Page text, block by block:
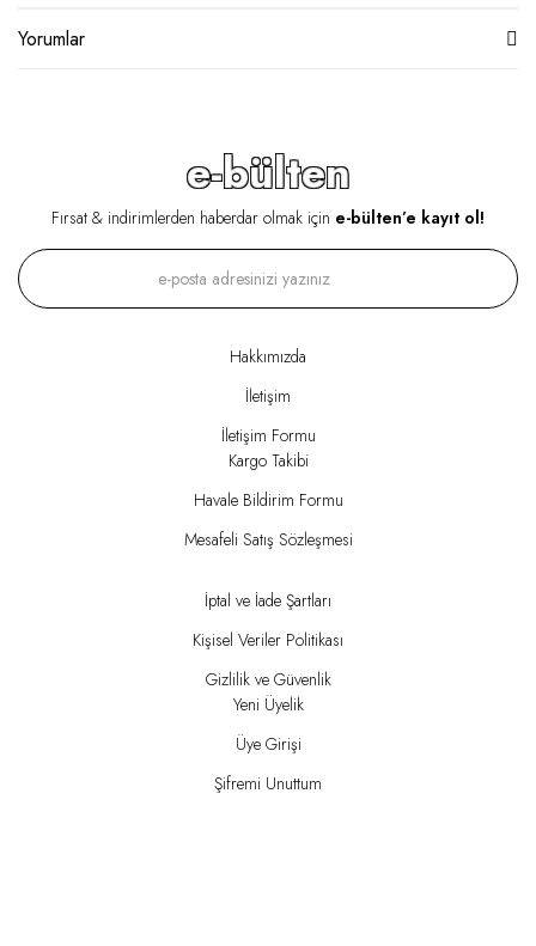
Yorumlar
e-bülten
Fırsat & indirimlerden haberdar olmak için e-bülten’e kayıt ol!
Hakkımızda
İletişim
İletişim Formu
Kargo Takibi
Havale Bildirim Formu
Mesafeli Satış Sözleşmesi
İptal ve İade Şartları
Kişisel Veriler Politikası
Gizlilik ve Güvenlik
Yeni Üyelik
Üye Girişi
Şifremi Unuttum